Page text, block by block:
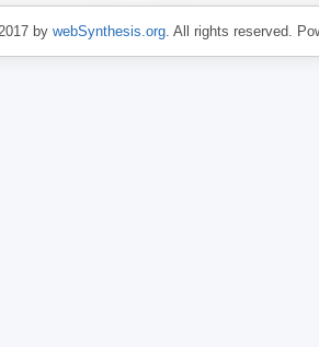
by webSynthesis.org. All rights reserved.